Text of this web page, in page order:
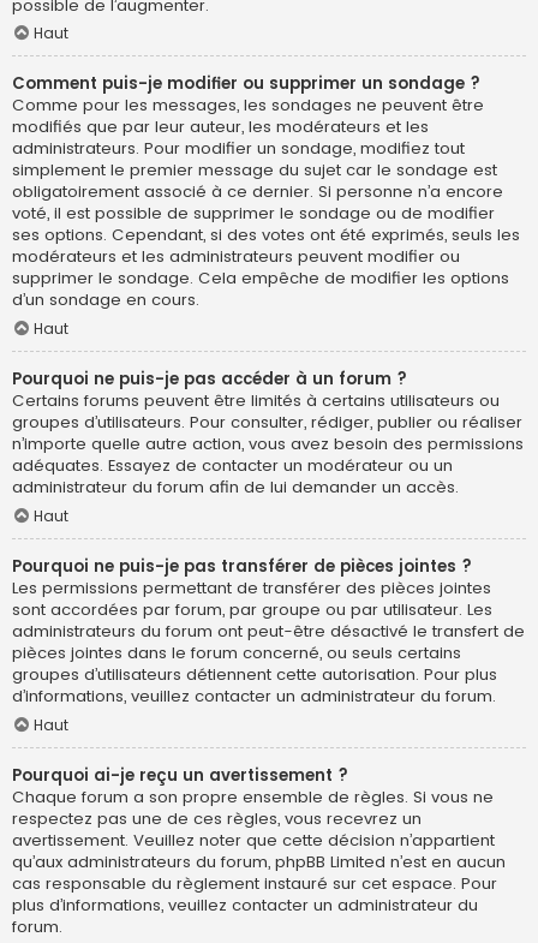
possible de l’augmenter.
Haut
Comment puis-je modifier ou supprimer un sondage ?
Comme pour les messages, les sondages ne peuvent être
modifiés que par leur auteur, les modérateurs et les
administrateurs. Pour modifier un sondage, modifiez tout
simplement le premier message du sujet car le sondage est
obligatoirement associé à ce dernier. Si personne n’a encore
voté, il est possible de supprimer le sondage ou de modifier
ses options. Cependant, si des votes ont été exprimés, seuls les
modérateurs et les administrateurs peuvent modifier ou
supprimer le sondage. Cela empêche de modifier les options
d’un sondage en cours.
Haut
Pourquoi ne puis-je pas accéder à un forum ?
Certains forums peuvent être limités à certains utilisateurs ou
groupes d’utilisateurs. Pour consulter, rédiger, publier ou réaliser
n’importe quelle autre action, vous avez besoin des permissions
adéquates. Essayez de contacter un modérateur ou un
administrateur du forum afin de lui demander un accès.
Haut
Pourquoi ne puis-je pas transférer de pièces jointes ?
Les permissions permettant de transférer des pièces jointes
sont accordées par forum, par groupe ou par utilisateur. Les
administrateurs du forum ont peut-être désactivé le transfert de
pièces jointes dans le forum concerné, ou seuls certains
groupes d’utilisateurs détiennent cette autorisation. Pour plus
d’informations, veuillez contacter un administrateur du forum.
Haut
Pourquoi ai-je reçu un avertissement ?
Chaque forum a son propre ensemble de règles. Si vous ne
respectez pas une de ces règles, vous recevrez un
avertissement. Veuillez noter que cette décision n’appartient
qu’aux administrateurs du forum, phpBB Limited n’est en aucun
cas responsable du règlement instauré sur cet espace. Pour
plus d’informations, veuillez contacter un administrateur du
forum.